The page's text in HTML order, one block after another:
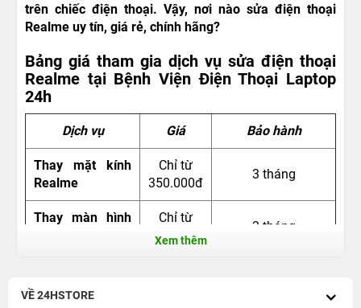
trên chiếc điện thoại. Vậy, nơi nào sửa điện thoại
Realme uy tín, giá rẻ, chính hãng?
Bảng giá tham gia dịch vụ sửa điện thoại
Realme tại Bệnh Viện Điện Thoại Laptop
24h
Dịch vụ Giá Bảo hành
Thay mặt kính
Realme
Chỉ từ
350.000đ
3 tháng
Thay màn hình
Chỉ từ
900.000đ
3 tháng
Realme
Xem thêm
VỀ 24HSTORE